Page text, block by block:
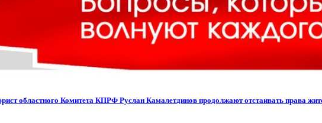
областного Комитета КПРФ Руслан Камалетдинов продолжают отстаивать права